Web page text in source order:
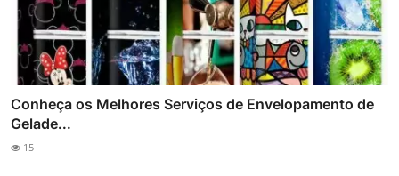
Conheça os Melhores Serviços de Envelopamento de
Gelade...
15